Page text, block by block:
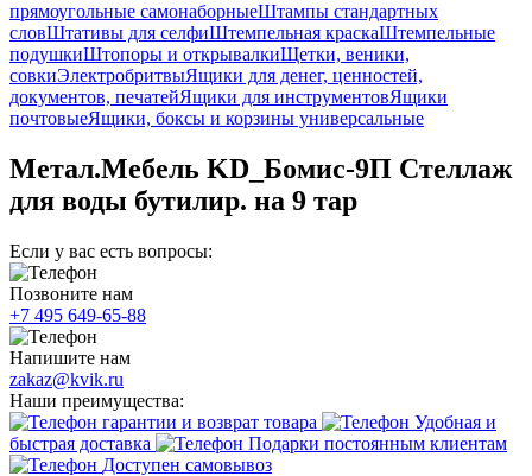
прямоугольные самонаборныеШтампы стандартных
словШтативы для селфиШтемпельная краскаШтемпельные
подушкиШтопоры и открывалкиЩетки, веники,
совкиЭлектробритвыЯщики для денег, ценностей,
документов, печатейЯщики для инструментовЯщики
почтовыеЯщики, боксы и корзины универсальные
Метал.Мебель KD_Бомис-9П Стеллаж
для воды бутилир. на 9 тар
Если у вас есть вопросы:
Позвоните нам
+7 495 649-65-88
Напишите нам
zakaz@kvik.ru
Наши преимущества:
гарантии и возврат товара
Удобная и
быстрая доставка
Подарки постоянным клиентам
Доступен самовывоз